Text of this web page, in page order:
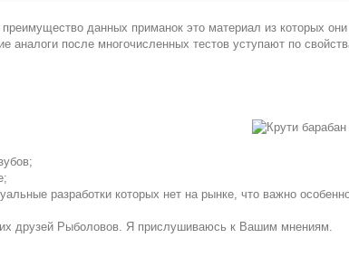
данных приманок это материал из которых
после многочисленных тестов уступают по
разработки которых нет на рынке, что важно
друзей Рыболовов. Я прислушиваюсь к Вашим мнениям.